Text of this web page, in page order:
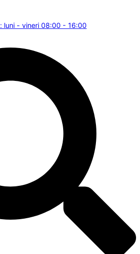
luni - vineri 08:00 - 16:00